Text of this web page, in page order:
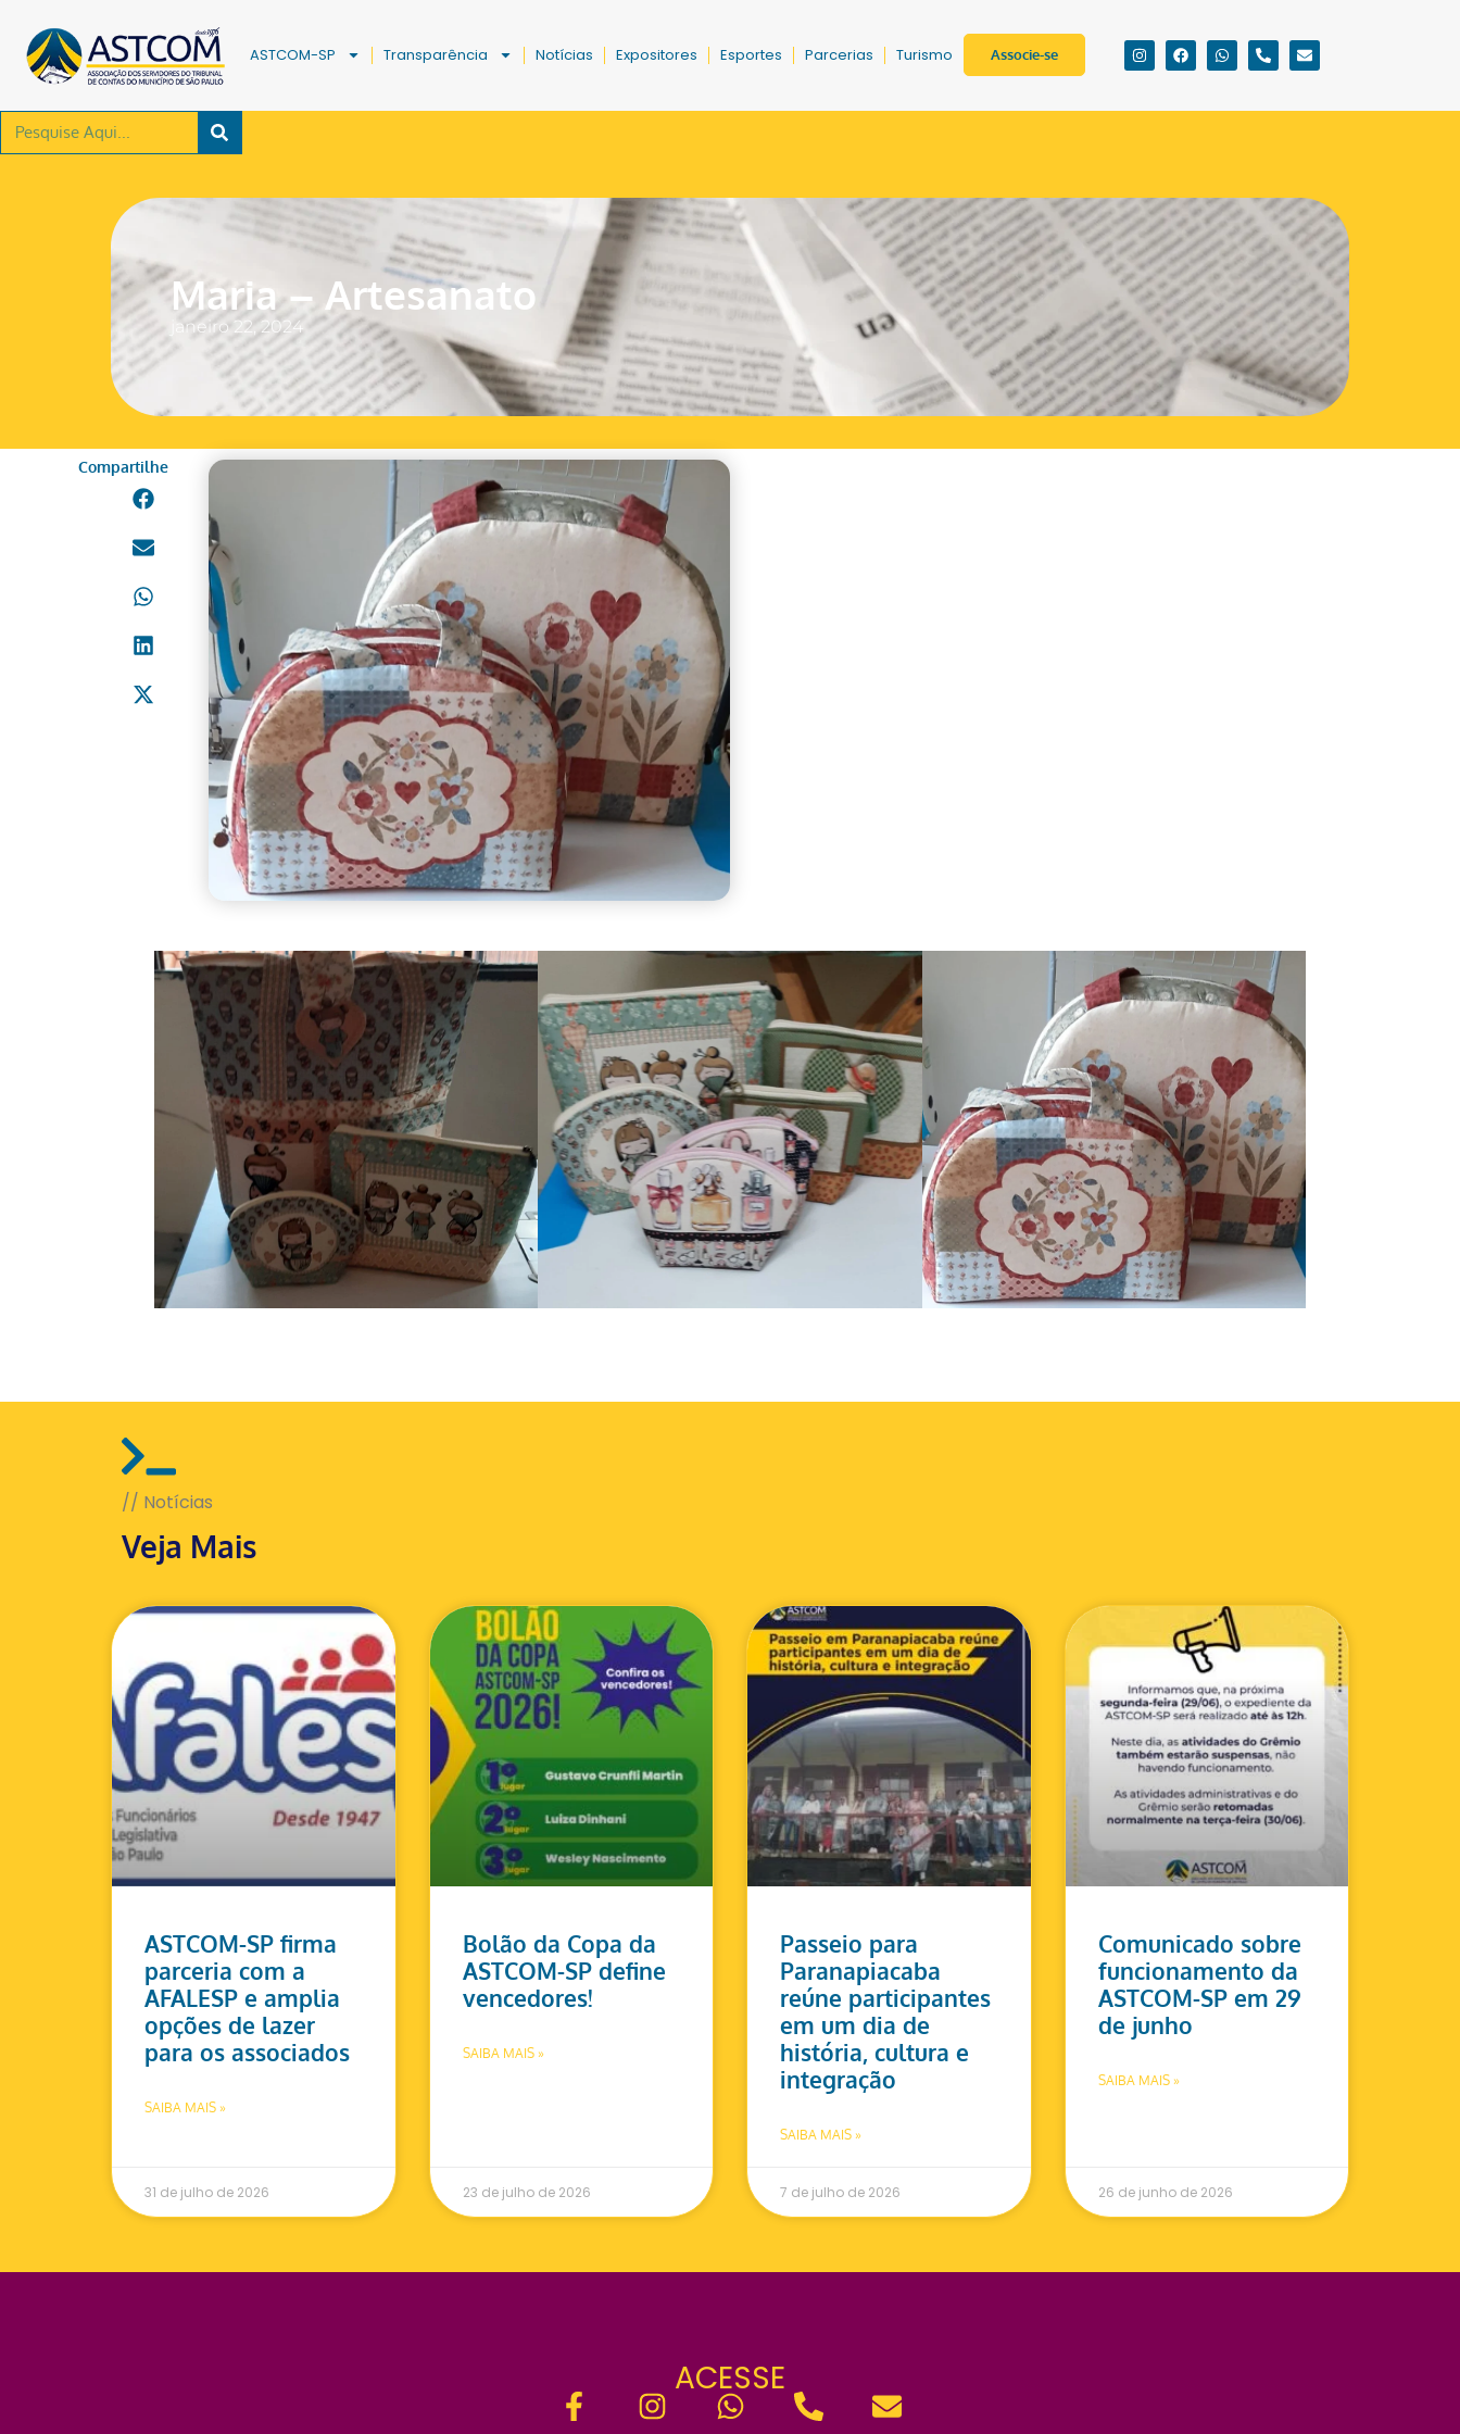
ASTCOM-SP Transparência Notícias Expositores Esportes Parcerias Turismo Associe-se
Maria – Artesanato
janeiro 22, 2024
Compartilhe
// Notícias
Veja Mais
ASTCOM-SP firma
parceria com a
AFALESP e amplia
opções de lazer
para os associados
SAIBA MAIS »
31 de julho de 2026
Bolão da Copa da
ASTCOM-SP define
vencedores!
SAIBA MAIS »
23 de julho de 2026
Passeio para
Paranapiacaba
reúne participantes
em um dia de
história, cultura e
integração
SAIBA MAIS »
7 de julho de 2026
Comunicado sobre
funcionamento da
ASTCOM-SP em 29
de junho
SAIBA MAIS »
26 de junho de 2026
ACESSE